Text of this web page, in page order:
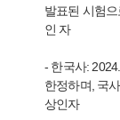
발표된 시험
인 자
- 한국사:
한정하며, 국
상인자